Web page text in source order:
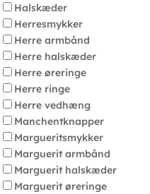
Halskæder
Herresmykker
Herre armbånd
Herre halskæder
Herre øreringe
Herre ringe
Herre vedhæng
Manchentknapper
Margueritsmykker
Marguerit armbånd
Marguerit halskæder
Marguerit øreringe